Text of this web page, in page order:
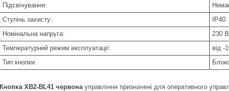
Підсвічування:
Ступінь захисту:
IP40
Номінальна напруга:
230 В
Температурний режим експлуатації:
від -
Тип кнопки:
Кнопка XB2-BL41 червона управління призначені для оперативного